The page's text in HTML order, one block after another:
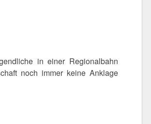
in einer Regionalbahn
noch immer keine Anklage